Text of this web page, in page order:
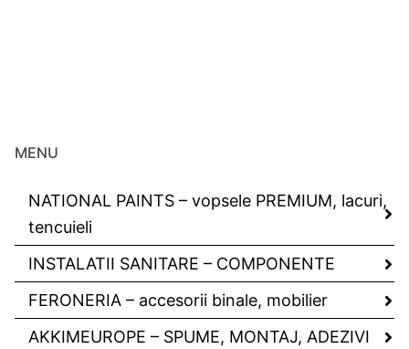
MENU
NATIONAL PAINTS – vopsele PREMIUM, lacuri,
tencuieli
INSTALATII SANITARE – COMPONENTE
FERONERIA – accesorii binale, mobilier
AKKIMEUROPE – SPUME, MONTAJ, ADEZIVI